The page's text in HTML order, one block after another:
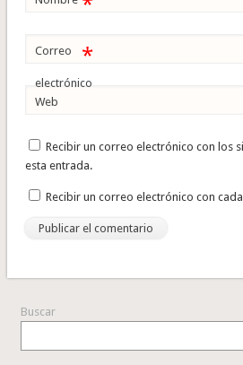
Correo
electrónico
*
Web
Recibir un correo electrónico con los
esta entrada.
Recibir un correo electrónico con
Buscar